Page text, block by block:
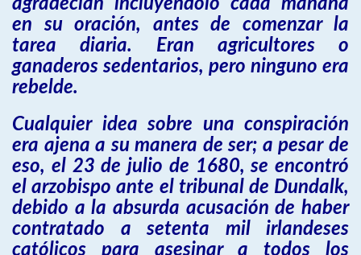
agradecían incluyéndolo cada mañana
en su oración, antes de comenzar la
tarea diaria. Eran agricultores o
ganaderos sedentarios, pero ninguno era
rebelde.
Cualquier idea sobre una conspiración
era ajena a su manera de ser; a pesar de
eso, el 23 de julio de 1680, se encontró
el arzobispo ante el tribunal de Dundalk,
debido a la absurda acusación de haber
contratado a setenta mil irlandeses
católicos para asesinar a todos los